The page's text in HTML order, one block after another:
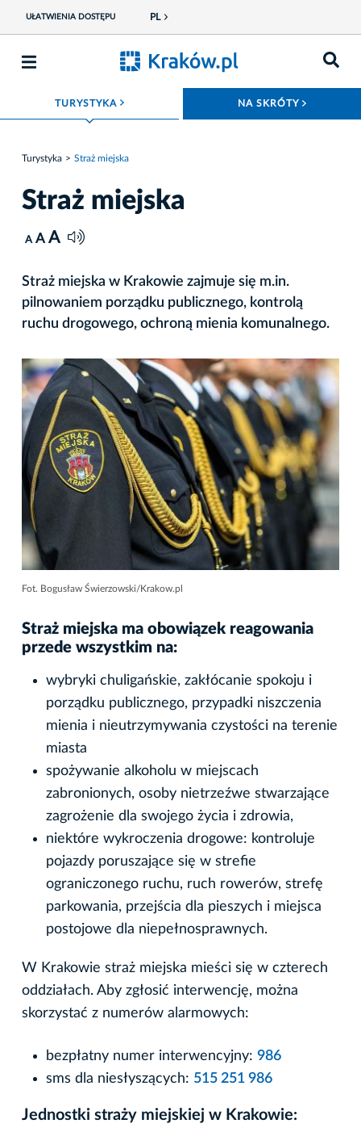
UŁATWIENIA DOSTĘPU PL
TURYSTYKA ROZWIŃ MENU NA SKRÓTY
Turystyka Straż miejska
Straż miejska
A A A
Straż miejska w Krakowie zajmuje się m.in.
pilnowaniem porządku publicznego, kontrolą
ruchu drogowego, ochroną mienia komunalnego.
Fot. Bogusław Świerzowski/Krakow.pl
Straż miejska ma obowiązek reagowania
przede wszystkim na:
wybryki chuligańskie, zakłócanie spokoju i
porządku publicznego, przypadki niszczenia
mienia i nieutrzymywania czystości na terenie
miasta
spożywanie alkoholu w miejscach
zabronionych, osoby nietrzeźwe stwarzające
zagrożenie dla swojego życia i zdrowia,
niektóre wykroczenia drogowe: kontroluje
pojazdy poruszające się w strefie
ograniczonego ruchu, ruch rowerów, strefę
parkowania, przejścia dla pieszych i miejsca
postojowe dla niepełnosprawnych.
W Krakowie straż miejska mieści się w czterech
oddziałach. Aby zgłosić interwencję, można
skorzystać z numerów alarmowych:
bezpłatny numer interwencyjny: 986
sms dla niesłyszących: 515 251 986
Jednostki straży miejskiej w Krakowie: